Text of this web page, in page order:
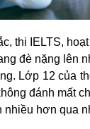
thi IELTS,
đè nặng lên
Lớp 12 của
đánh mất
nhiều hơn qua